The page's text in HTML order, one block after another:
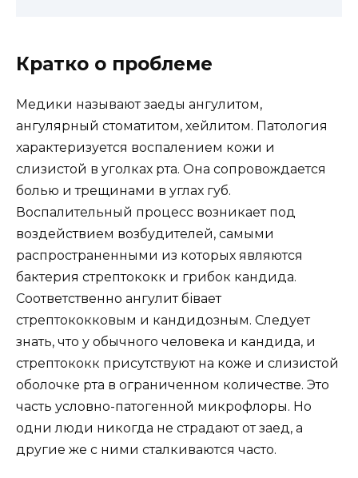
Кратко о проблеме
Медики называют заеды ангулитом,
ангулярный стоматитом, хейлитом. Патология
характеризуется воспалением кожи и
слизистой в уголках рта. Она сопровождается
болью и трещинами в углах губ.
Воспалительный процесс возникает под
воздействием возбудителей, самыми
распространенными из которых являются
бактерия стрептококк и грибок кандида.
Соответственно ангулит бівает
стрептококковым и кандидозным. Следует
знать, что у обычного человека и кандида, и
стрептококк присутствуют на коже и слизистой
оболочке рта в ограниченном количестве. Это
часть условно-патогенной микрофлоры. Но
одни люди никогда не страдают от заед, а
другие же с ними сталкиваются часто.